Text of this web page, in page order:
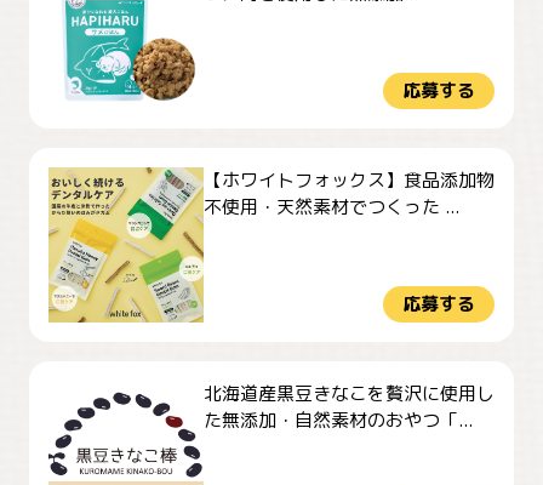
応募する
【ホワイトフォックス】食品添加物
不使用・天然素材でつくった ...
応募する
北海道産黒豆きなこを贅沢に使用し
た無添加・自然素材のおやつ「...